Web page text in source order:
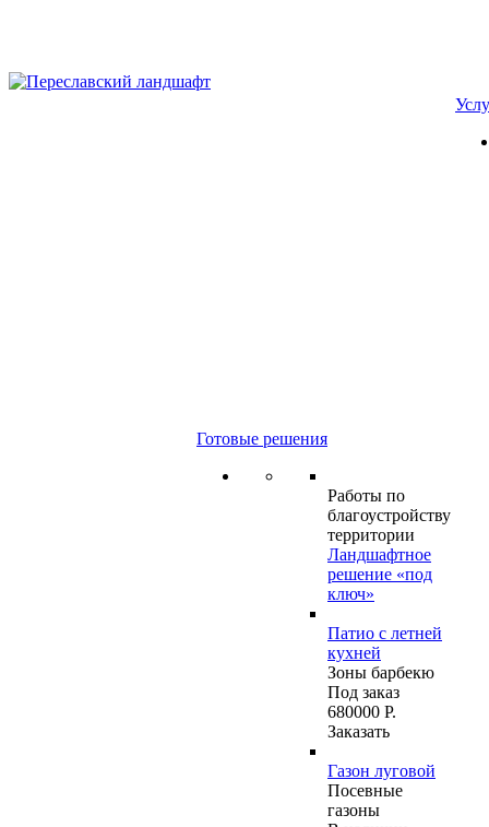
Готовые решения
Работы по
благоустройству
территории
Ландшафтное
решение «под
ключ»
Патио с летней
кухней
Зоны барбекю
Под заказ
680000 Р.
Заказать
Газон луговой
Посевные
газоны